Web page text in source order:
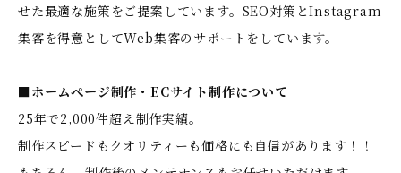
せた最適な施策をご提案しています。SEO対策とInstagram
集客を得意としてWeb集客のサポートをしています。
■ホームぺージ制作・ECサイト制作について
25年で2,000件超え制作実績。
制作スピードもクオリティーも価格にも自信があります！！